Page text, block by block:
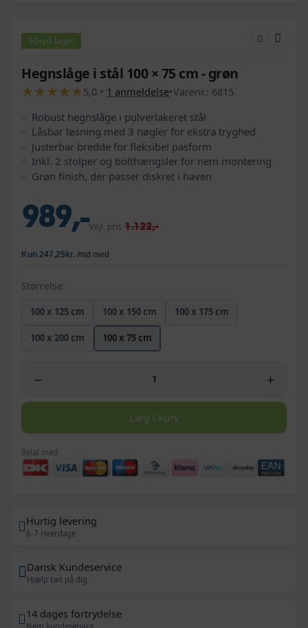
50+på lager
Hegnslåge i stål 100 × 75 cm - grøn
★
★★
★★
★★
★★
★5,0 • 1 anmeldelse•Varenr.: 6815
Robust hegnslåge i pulverlakeret stål
Låsbar løsning med 3 nøgler for ekstra tryghed
Justerbar bredde for fleksibel pasform
Inkl. 2 stolper og bolthængsler for nem montering
Grøn finish, der passer diskret i haven
989,-Vejl. pris 1.122,-
Størrelse:
100 x 125 cm 100 x 150 cm 100 x 175 cm
100 x 200 cm 100 x 75 cm
− +
Læg i kurv
Betal med:
Hurtig levering
6-7 Hverdage
Dansk Kundeservice
Hjælp tæt på dig
14 dages fortrydelse